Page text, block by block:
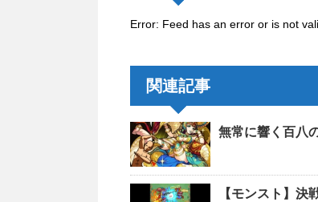
Error: Feed has an error or is not
関連記事
無常に響く百八
【モンスト】